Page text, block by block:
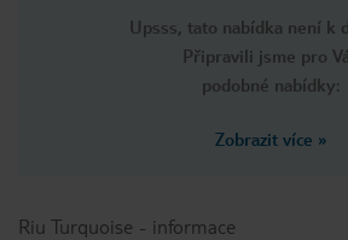
Upsss, tato nabídka není k
Připravili jsme pro
podobné nabídky:
Zobrazit více »
Riu Turquoise - informace